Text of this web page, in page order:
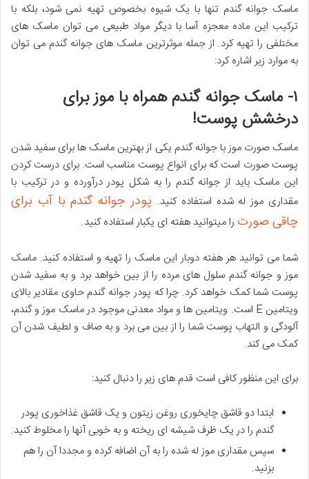
ماسک جوانه گندم تنها با یک شیوه بخصوص تهیه نمی شود، بلکه با
ترکیب این ماده معجزه آسا با دیگر مواد طبیعی می توان ماسک های
مختلفی را تهیه کرد. از جمله موثرترین ماسک های جوانه گندم می توان
به موارد زیر اشاره کرد:
۱- ماسک جوانه گندم همراه با موز برای
درخشش پوست!
ماسک صورت موز با جوانه گندم یکی از بهترین ماسک ها برای سفید شدن
پوست صورت است که برای انواع پوست مناسب است. برای درست کردن
این ماسک باید از جوانه گندم را به شکل پودر درآورده و در ترکیب با
مقداری موز له شده استفاده کنید. پودر جوانه گندم با آب برای
چاقی صورت را میتوانید هفته ای یکبار استفاده کنید.
شما می توانید هر هفته دوبار این ماسک را تهیه و استفاده کنید. ماسک
موز و جوانه گندم سلول های مرده را از بین خواهد برد و به سفید شدن
پوست شما کمک خواهد کرد. چرا که پودر جوانه گندم حاوی مقادیر بالای
ویتامین E است. ویتامین ها و مواد معدنی موجود در ماسک موز و گندم،
آلودگی و التهاب پوست شما را از بین می برد و به صاف و لطیف شدن آن
کمک می کند.
برای این منظور کافی است قدم های زیر را دنبال کنید:
ابتدا دو قاشق چایخوری روغن زیتون و یک قاشق غذاخوری پودر
گندم را در یک ظرف شیشه ای ریخته و به خوبی آنها را مخلوط کنید.
سپس مقداری موز له شده را به آن اضافه کرده و مجددا آن را هم
بزنید.